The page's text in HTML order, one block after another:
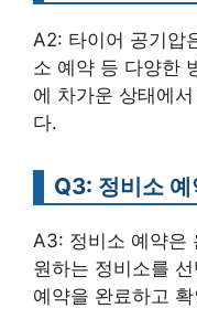
A2: 타이어 공기압
소 예약 등 다양한
에 차가운 상태에
다.
Q3: 정비소
A3: 정비소 예약은
원하는 정비소를
예약을 완료하고